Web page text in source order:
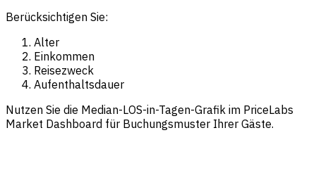
Berücksichtigen Sie:
Alter
Einkommen
Reisezweck
Aufenthaltsdauer
Nutzen Sie die Median-LOS-in-Tagen-Grafik im PriceLabs
Market Dashboard für Buchungsmuster Ihrer Gäste.